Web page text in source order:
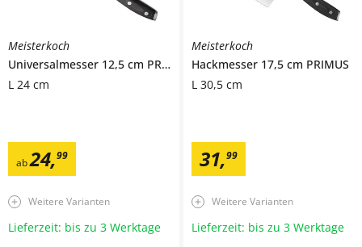
Meisterkoch
Universalmesser 12,5 cm PRIMUS
L 24 cm
ab24,99
Weitere Varianten
Lieferzeit: bis zu 3 Werktage
Meisterkoch
Hackmesser 17,5 cm PRIMUS
L 30,5 cm
31,99
Weitere Varianten
Lieferzeit: bis zu 3 Werktage